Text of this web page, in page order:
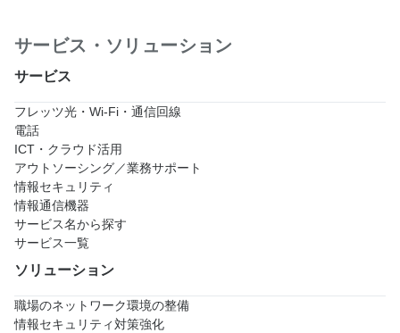
サービス・ソリューション
サービス
フレッツ光・Wi-Fi・通信回線
電話
ICT・クラウド活用
アウトソーシング／業務サポート
情報セキュリティ
情報通信機器
サービス名から探す
サービス一覧
ソリューション
職場のネットワーク環境の整備
情報セキュリティ対策強化